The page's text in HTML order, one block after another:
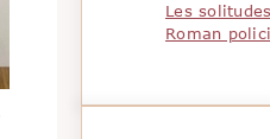
Les
Roman